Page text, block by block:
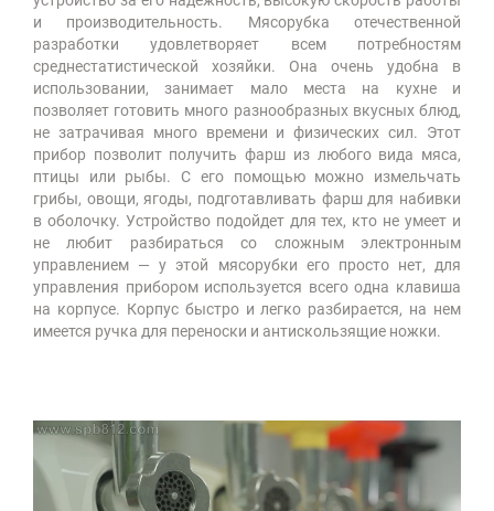
и производительность. Мясорубка отечественной
разработки удовлетворяет всем потребностям
среднестатистической хозяйки. Она очень удобна в
использовании, занимает мало места на кухне и
позволяет готовить много разнообразных вкусных блюд,
не затрачивая много времени и физических сил. Этот
прибор позволит получить фарш из любого вида мяса,
птицы или рыбы. С его помощью можно измельчать
грибы, овощи, ягоды, подготавливать фарш для набивки
в оболочку. Устройство подойдет для тех, кто не умеет и
не любит разбираться со сложным электронным
управлением — у этой мясорубки его просто нет, для
управления прибором используется всего одна клавиша
на корпусе. Корпус быстро и легко разбирается, на нем
имеется ручка для переноски и антискользящие ножки.